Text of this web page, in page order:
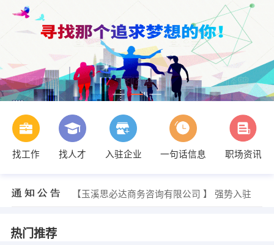
找工作 找人才 入驻企业 一句话信息 职场资讯
刘小姐 发布 [营业员 ] 招聘信息
【玉溪思必达商务咨询有限公司 】 强势入驻
热门推荐